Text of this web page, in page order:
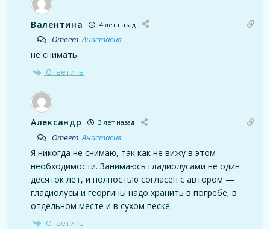
Валентина 4 лет назад
ОтветАнастасия
не снимать
Ответить
Александр 3 лет назад
ОтветАнастасия
Я никогда не снимаю, так как не вижу в этом
необходимости. Занимаюсь гладиолусами не один
десяток лет, и полностью согласен с автором —
гладиолусы и георгины надо хранить в погребе, в
отдельном месте и в сухом песке.
Ответить